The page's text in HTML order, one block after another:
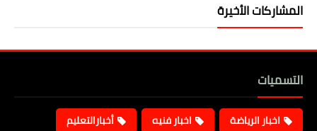
المشاركات الأخيرة
التسميات
اخبار الرياضة اخبار فنيه
أخبارالتعليم